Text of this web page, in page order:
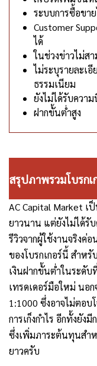
ระบบการซื้อขา
Customer
ได้
ในช่วงข่าวไม่ส
ไม่ระบุรายละเ
ธรรมเนียม
ยังไม่ได้รับควา
ฝากขั้นต่ำสูง
สรุปภาพรวมโบรก
AC Capital Market เ
ยาวนาน แต่ยังไม่ได้รั
รีวิวจากผู้ใช้งานจริงค่
ของโบรกเกอร์นี้ สำห
เงินฝากขั้นต่ำในระดั
เทรดเดอร์มือใหม่ นอก
1:1000 ซึ่งอาจไม่ตอบ
การเก็งกำไร อีกทั้งยัง
ซึ่งเพิ่มภาระต้นทุนสำ
ยาวครับ